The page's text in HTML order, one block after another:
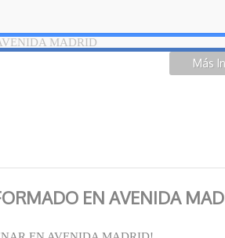
Más
EN AVENIDA